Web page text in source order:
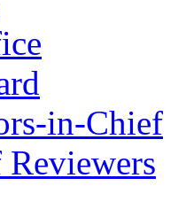
in-Chief